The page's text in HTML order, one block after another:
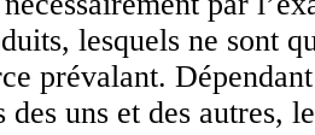
lesquels ne sont
prévalant.
uns et des autres,